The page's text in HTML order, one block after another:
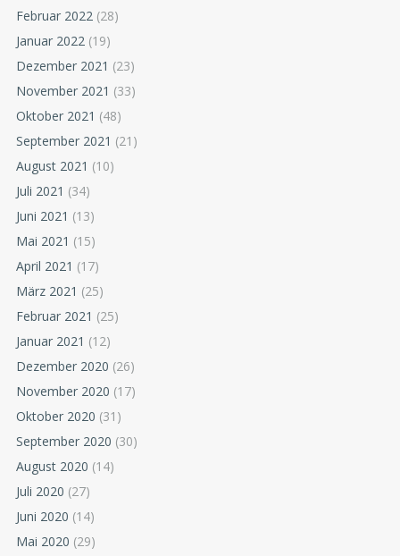
Februar 2022 (28)
Januar 2022 (19)
Dezember 2021 (23)
November 2021 (33)
Oktober 2021 (48)
September 2021 (21)
August 2021 (10)
Juli 2021 (34)
Juni 2021 (13)
Mai 2021 (15)
April 2021 (17)
März 2021 (25)
Februar 2021 (25)
Januar 2021 (12)
Dezember 2020 (26)
November 2020 (17)
Oktober 2020 (31)
September 2020 (30)
August 2020 (14)
Juli 2020 (27)
Juni 2020 (14)
Mai 2020 (29)